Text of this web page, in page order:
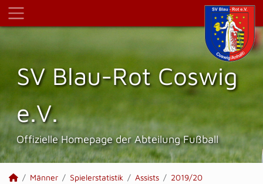
SV Blau-Rot Coswig
e.V.
Offizielle Homepage der Abteilung Fußball
Männer Spielerstatistik Assists
2019/20